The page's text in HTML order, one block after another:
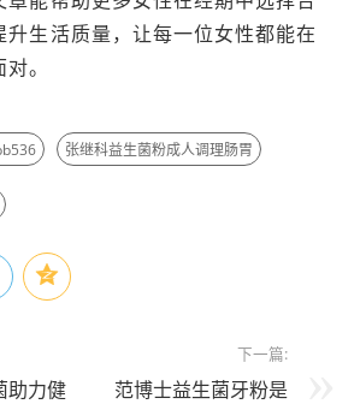
生活质量，让每一位女性都能在
。
张继科益生菌粉成人调理肠胃
助力健
下一篇:
范博士益生菌牙粉是